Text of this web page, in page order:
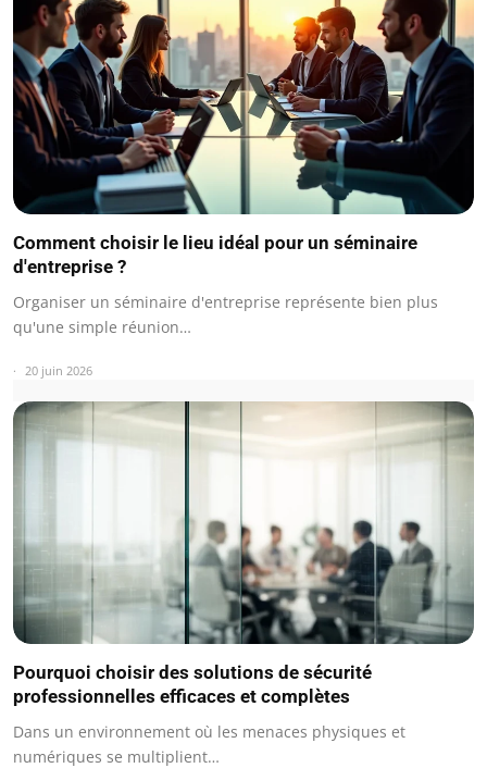
Comment choisir le lieu idéal pour un séminaire
d'entreprise ?
Organiser un séminaire d'entreprise représente bien plus
qu'une simple réunion…
20 juin 2026
Pourquoi choisir des solutions de sécurité
professionnelles efficaces et complètes
Dans un environnement où les menaces physiques et
numériques se multiplient…